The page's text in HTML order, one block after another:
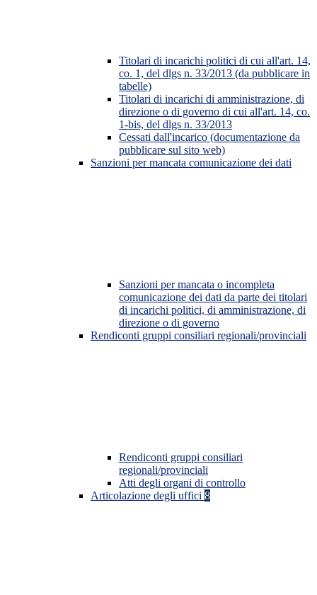
Titolari di incarichi politici di cui all'art. 14,
co. 1, del dlgs n. 33/2013 (da pubblicare in
tabelle)
Titolari di incarichi di amministrazione, di
direzione o di governo di cui all'art. 14, co.
1-bis, del dlgs n. 33/2013
Cessati dall'incarico (documentazione da
pubblicare sul sito web)
Sanzioni per mancata comunicazione dei dati
Sanzioni per mancata o incompleta
comunicazione dei dati da parte dei titolari
di incarichi politici, di amministrazione, di
direzione o di governo
Rendiconti gruppi consiliari regionali/provinciali
Rendiconti gruppi consiliari
regionali/provinciali
Atti degli organi di controllo
Articolazione degli uffici 8